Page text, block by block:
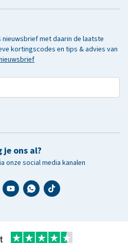
met daarin de laatste
kortingscodes en tips & advies van
je ons al?
onze social media kanalen